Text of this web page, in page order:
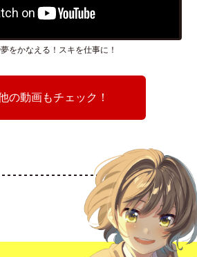
をかなえる！スキを仕事に！
の動画もチェック！